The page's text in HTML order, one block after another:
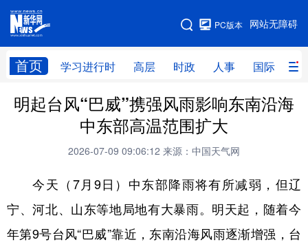
网站无障碍
PC版本
首页 学习进行时 高层 时政 人事 国际 财
网站地图
学习进行时 高层 时政 人事
财经 网评
科技 科创 量子 体育
文化 健康 军事
明起台风“巴威”携强风雨影响东南沿海
中东部高温范围扩大
2026-07-09 09:06:12 来源：中国天气网
今天（7月9日）中东部降雨将有所减弱，但辽
宁、河北、山东等地局地有大暴雨。明天起，随着今
年第9号台风“巴威”靠近，东南沿海风雨逐渐增强，台